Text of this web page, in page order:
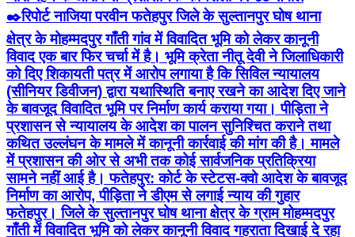
✒️रिपोर्ट नाजिया परवीन फतेहपुर जिले के सुल्तानपुर घोष थाना
क्षेत्र के मोहम्मदपुर गाँती गांव में विवादित भूमि को लेकर कानूनी
विवाद एक बार फिर चर्चा में है। भूमि क्रेता नीतू देवी ने जिलाधिकारी
को दिए शिकायती पत्र में आरोप लगाया है कि सिविल न्यायालय
(सीनियर डिवीजन) द्वारा यथास्थिति बनाए रखने का आदेश दिए जाने
के बावजूद विवादित भूमि पर निर्माण कार्य कराया गया। पीड़िता ने
प्रशासन से न्यायालय के आदेश का पालन सुनिश्चित कराने तथा
कथित उल्लंघन के मामले में कानूनी कार्रवाई की मांग की है। मामले
में प्रशासन की ओर से अभी तक कोई सार्वजनिक प्रतिक्रिया
सामने नहीं आई है। फतेहपुर: कोर्ट के स्टेटस-क्वो आदेश के बावजूद
निर्माण का आरोप, पीड़िता ने डीएम से लगाई न्याय की गुहार
फतेहपुर। जिले के सुल्तानपुर घोष थाना क्षेत्र के ग्राम मोहम्मदपुर
गाँती में विवादित भूमि को लेकर कानूनी विवाद गहराता दिखाई दे रहा